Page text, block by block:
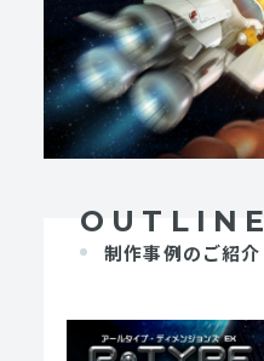
OUTLINE
制作事例のご紹介